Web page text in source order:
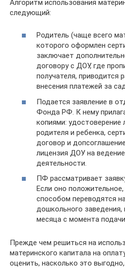
Алгоритм использования
следующий:
Родитель (чаще всего
которого оформлен
заключает
договору с ДОУ, где
получателя, приводится
внесения платежей за
Подается заявление в
Фонда РФ. К нему
копиями:
родителя и ребенка,
договор и
лицензия ДОУ на
деятельности.
ПФ рассматривает
Если оно
способом переводятся
дошкольного заведения,
месяца с момента
Прежде чем решиться на
материнского капитала на
оценить, насколько это